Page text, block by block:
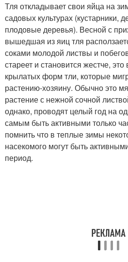
Тля откладывает свои яйца на
садовых культурах (кустарники,
плодовые деревья). Весной с
вышедшая из яиц тля
соками молодой листвы и
стареет и становится жестче,
крылатых форм тли, которые
растению-хозяину. Обычно это
растение с нежной сочной
однако, проводят целый год на
самым быть активными только
помнить что в теплые зимы
насекомого могут быть
период.